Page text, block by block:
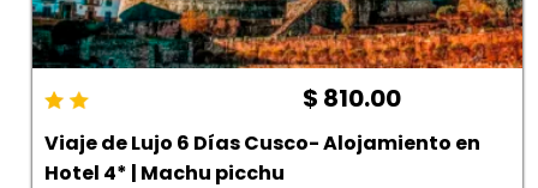
$ 810.00
Viaje de Lujo 6 Días Cusco- Alojamiento en
Hotel 4* | Machu picchu